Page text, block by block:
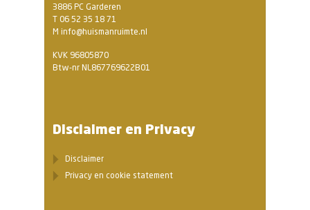
3886 PC Garderen
T 06 52 35 18 71
M info@huismanruimte.nl
KVK 96805870
Btw-nr NL867769622B01
Disclaimer en Privacy
Disclaimer
Privacy en cookie statement